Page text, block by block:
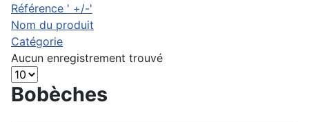
Référence ' +/-'
Nom du produit
Catégorie
Aucun enregistrement trouvé
Bobèches